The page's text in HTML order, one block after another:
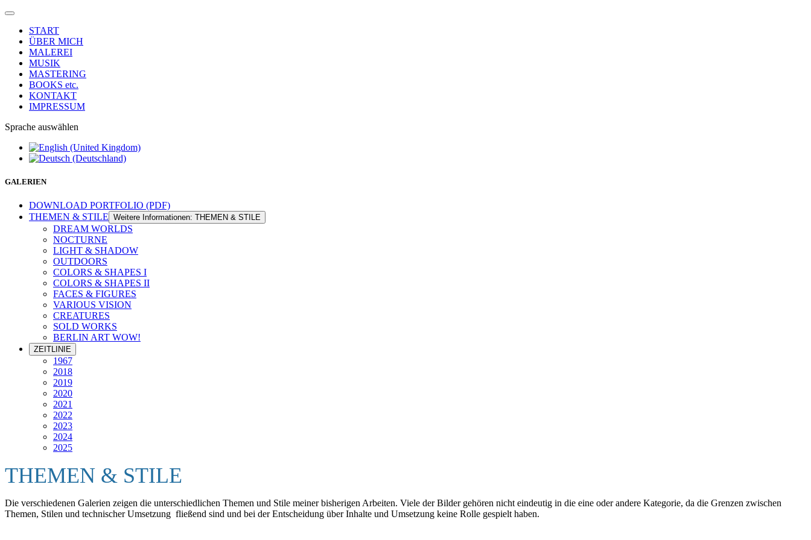
START
ÜBER MICH
MALEREI
MUSIK
MASTERING
BOOKS etc.
KONTAKT
IMPRESSUM
Sprache auswählen
GALERIEN
DOWNLOAD PORTFOLIO (PDF)
THEMEN & STILE Weitere Informationen: THEMEN & STILE
DREAM WORLDS
NOCTURNE
LIGHT & SHADOW
OUTDOORS
COLORS & SHAPES I
COLORS & SHAPES II
FACES & FIGURES
VARIOUS VISION
CREATURES
SOLD WORKS
BERLIN ART WOW!
ZEITLINIE
1967
2018
2019
2020
2021
2022
2023
2024
2025
THEMEN & STILE
Die verschiedenen Galerien zeigen die unterschiedlichen Themen und Stile meiner bisherigen Arbeiten. Viele der Bilder gehören nicht eindeutig in die eine oder andere Kategorie, da die Grenzen zwischen
Themen, Stilen und technischer Umsetzung fließend sind und bei der Entscheidung über Inhalte und Umsetzung keine Rolle gespielt haben.